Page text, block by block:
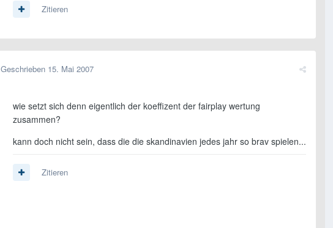
Zitieren
Geschrieben 15. Mai 2007
wie setzt sich denn eigentlich der koeffizent der fairplay wertung
zusammen?
kann doch nicht sein, dass die die skandinavien jedes jahr so brav spielen...
Zitieren